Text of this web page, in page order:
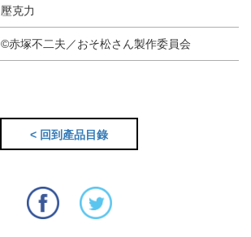
壓克力
©赤塚不二夫／おそ松さん製作委員会
< 回到產品目錄